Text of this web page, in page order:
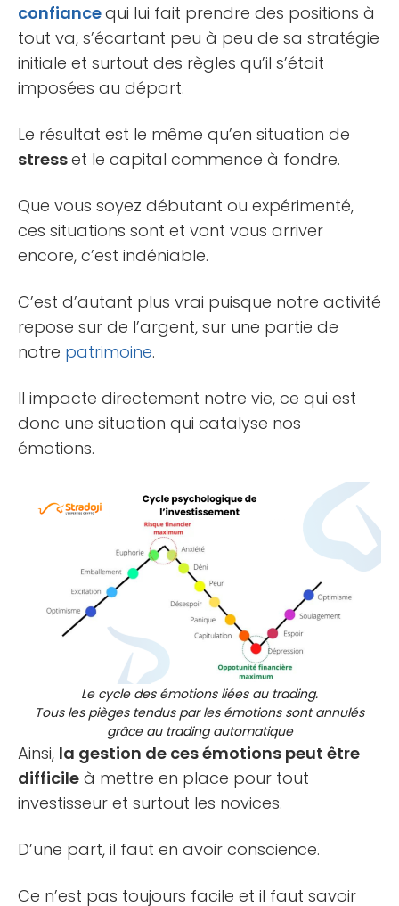
confiancequi lui fait prendre des positions à
tout va, s’écartant peu à peu de sa stratégie
initiale et surtout des règles qu’il s’était
imposées au départ.
Le résultat est le même qu’en situation de
stresset le capital commence à fondre.
Que vous soyez débutant ou expérimenté,
ces situations sont et vont vous arriver
encore, c’est indéniable.
C’est d’autant plus vrai puisque notre activité
repose sur de l’argent, sur une partie de
notre patrimoine.
Il impacte directement notre vie, ce qui est
donc une situation qui catalyse nos
émotions.
Le cycle des émotions liées au trading.
Tous les pièges tendus par les émotions sont annulés
grâce au trading automatique
Ainsi, la gestion de ces émotions peut être
difficile à mettre en place pour tout
investisseur et surtout les novices.
D’une part, il faut en avoir conscience.
Ce n’est pas toujours facile et il faut savoir